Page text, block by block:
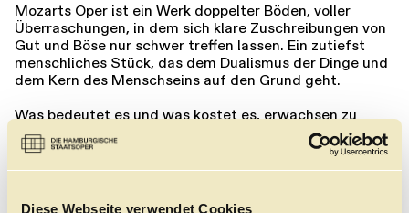
Diese Webseite verwendet Cookies
Mozarts Oper ist ein Werk doppelter Böden, voller
Überraschungen, in dem sich klare Zuschreibungen von
Gut und Böse nur schwer treffen lassen. Ein zutiefst
menschliches Stück, das dem Dualismus der Dinge und
dem Kern des Menschseins auf den Grund geht.
Was bedeutet es und was kostet es, erwachsen zu
werden? Welche Prüfungen muss man bestehen, wem
kann man vertrauen, wie fühlt sich die (erste) große
Liebe an, wie Erkenntnis? Jette Steckels Inszenierung
letzten Mal an der Hamburgischen Staatsoper zu